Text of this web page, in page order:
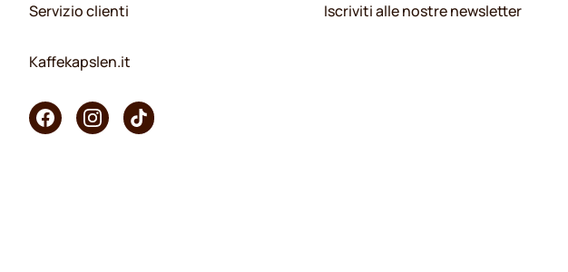
Servizio clienti
Kaffekapslen.it
Iscriviti alle nostre newsletter